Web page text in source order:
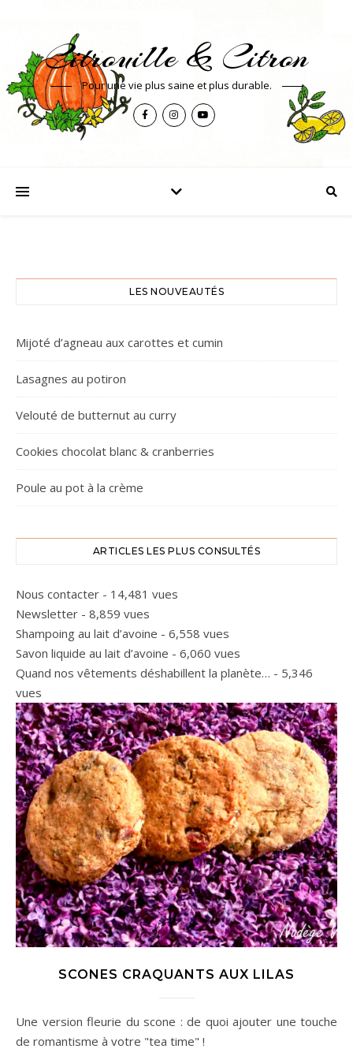
Citrouille & Citron
Pour une vie plus saine et plus durable.
LES NOUVEAUTÉS
Mijoté d’agneau aux carottes et cumin
Lasagnes au potiron
Velouté de butternut au curry
Cookies chocolat blanc & cranberries
Poule au pot à la crème
ARTICLES LES PLUS CONSULTÉS
Nous contacter - 14,481 vues
Newsletter - 8,859 vues
Shampoing au lait d’avoine - 6,558 vues
Savon liquide au lait d’avoine - 6,060 vues
Quand nos vêtements déshabillent la planète… - 5,346
vues
SCONES CRAQUANTS AUX LILAS
Une version fleurie du scone : de quoi ajouter une touche
de romantisme à votre "tea time" !